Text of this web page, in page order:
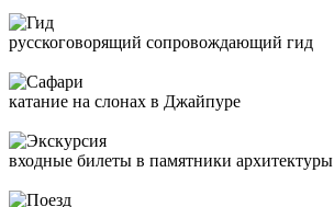
русскоговорящий сопровождающий гид
катание на слонах в Джайпуре
входные билеты в памятники архитектуры